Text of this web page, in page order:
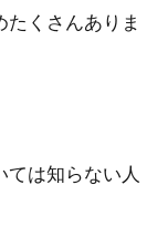
くさんありま
ては知らない人